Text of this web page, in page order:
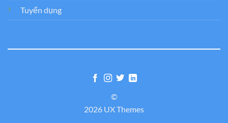
Tuyển dụng
©
2026 UX Themes